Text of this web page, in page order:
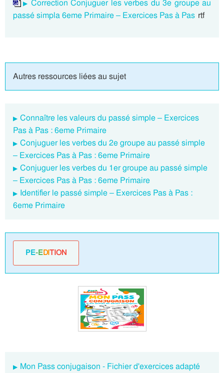
Correction Conjuguer les verbes du 3e groupe au
passé simpla 6eme Primaire – Exercices Pas à Pas rtf
Autres ressources liées au sujet
Connaître les valeurs du passé simple – Exercices
Pas à Pas : 6eme Primaire
Conjuguer les verbes du 2e groupe au passé simple
– Exercices Pas à Pas : 6eme Primaire
Conjuguer les verbes du 1er groupe au passé simple
– Exercices Pas à Pas : 6eme Primaire
Identifier le passé simple – Exercices Pas à Pas :
6eme Primaire
PE-EDITION
Mon Pass conjugaison - Fichier d'exercices adapté